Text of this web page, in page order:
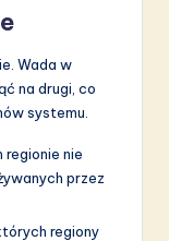
Wada w
na drugi, co
systemu.
regionie nie
przez
regiony